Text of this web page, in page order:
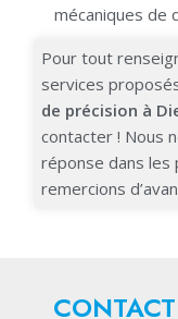
mécaniques de
Pour tout
services
de précision à
contacter ! Nous
réponse dans les
remercions